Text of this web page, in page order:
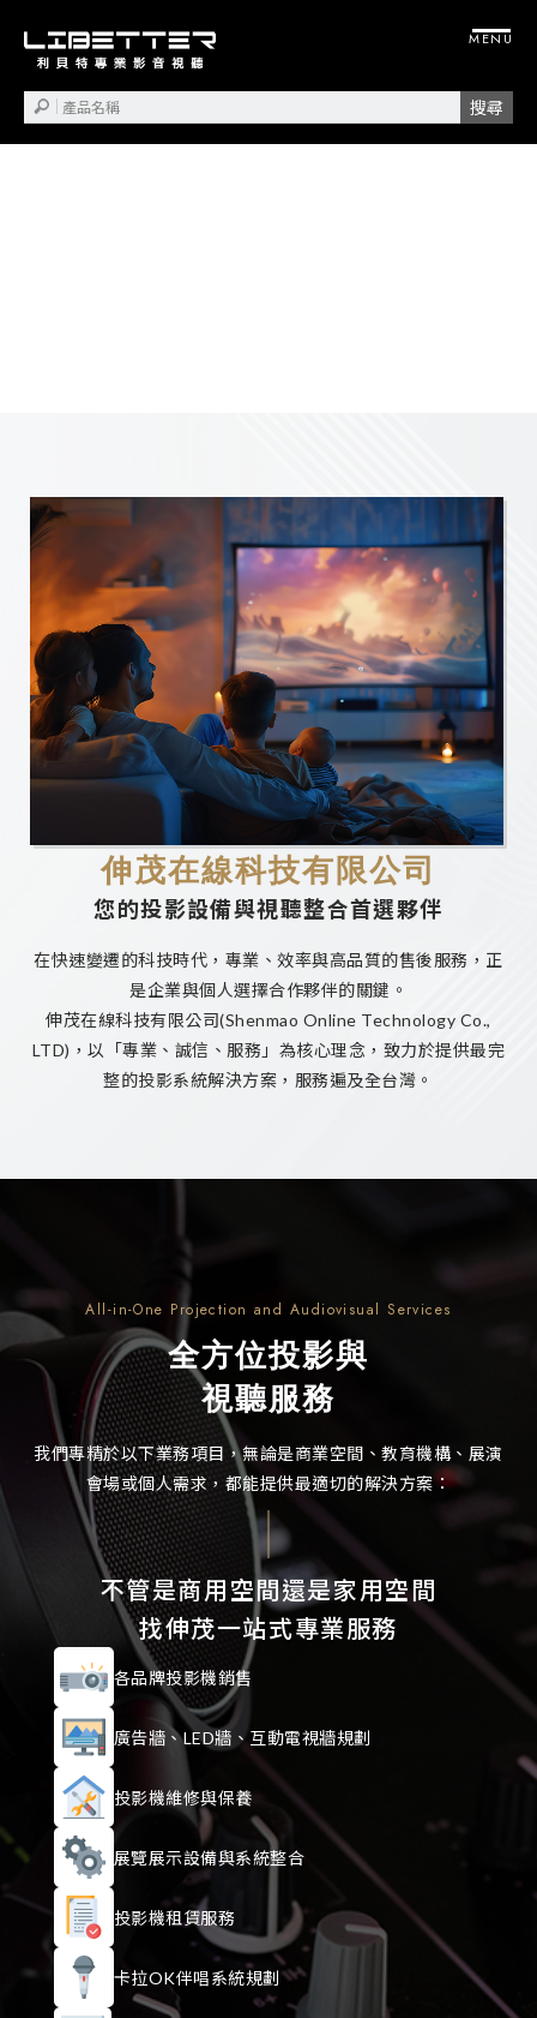
桃園投影機安裝
龍潭區投影機安裝
桃園視聽設備安裝
伸茂在線科技有限公司
您的投影設備與視聽整合首選夥伴
在快速變遷的科技時代，專業、效率與高品質的售後服務，正
是企業與個人選擇合作夥伴的關鍵。
伸茂在線科技有限公司(Shenmao Online Technology Co.,
LTD)，以「專業、誠信、服務」為核心理念，致力於提供最完
整的投影系統解決方案，服務遍及全台灣。
All-in-One Projection and Audiovisual Services
全方位投影與
視聽服務
我們專精於以下業務項目，無論是商業空間、教育機構、展演
會場或個人需求，都能提供最適切的解決方案：
不管是商用空間還是家用空間
找伸茂一站式專業服務
各品牌投影機銷售
廣告牆、LED牆、互動電視牆規劃
投影機維修與保養
展覽展示設備與系統整合
投影機租賃服務
卡拉OK伴唱系統規劃